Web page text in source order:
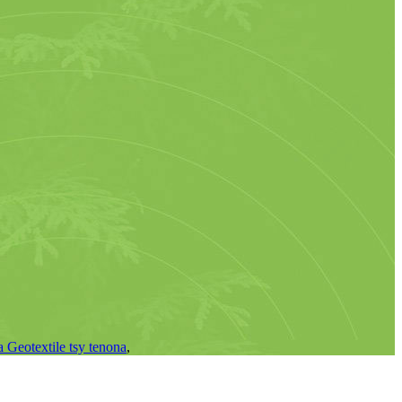
Geotextile tsy tenona,